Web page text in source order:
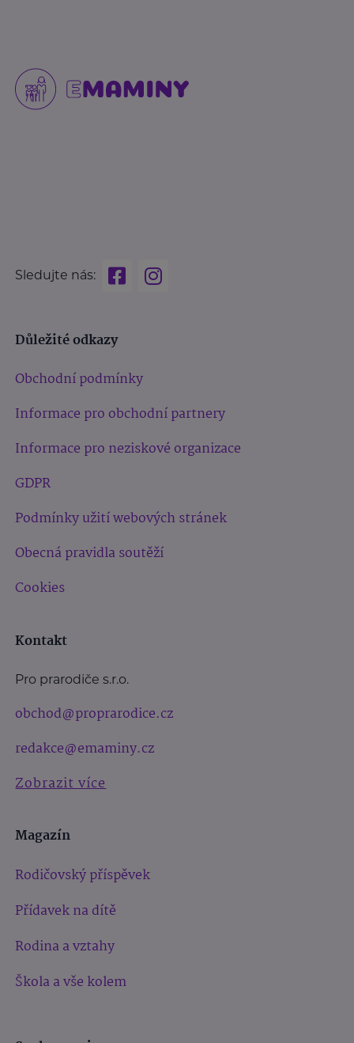
Sledujte nás:
Důležité odkazy
Obchodní podmínky
Informace pro obchodní partnery
Informace pro neziskové organizace
GDPR
Podmínky užití webových stránek
Obecná pravidla soutěží
Cookies
Kontakt
Pro prarodiče s.r.o.
obchod@proprarodice.cz
redakce@emaminy.cz
Zobrazit více
Magazín
Rodičovský příspěvek
Přídavek na dítě
Rodina a vztahy
Škola a vše kolem